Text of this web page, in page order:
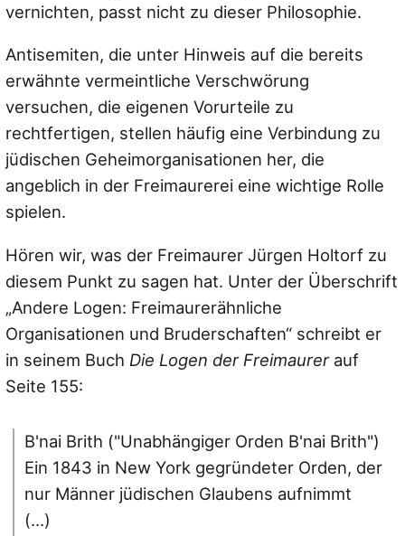
vernichten, passt nicht zu dieser Philosophie.
Antisemiten, die unter Hinweis auf die bereits
erwähnte vermeintliche Verschwörung
versuchen, die eigenen Vorurteile zu
rechtfertigen, stellen häufig eine Verbindung zu
jüdischen Geheimorganisationen her, die
angeblich in der Freimaurerei eine wichtige Rolle
spielen.
Hören wir, was der Freimaurer Jürgen Holtorf zu
diesem Punkt zu sagen hat. Unter der Überschrift
„Andere Logen: Freimaurerähnliche
Organisationen und Bruderschaften“ schreibt er
in seinem Buch Die Logen der Freimaurerauf
Seite 155:
B'nai Brith ("Unabhängiger Orden B'nai Brith")
Ein 1843 in New York gegründeter Orden, der
nur Männer jüdischen Glaubens aufnimmt
(…)